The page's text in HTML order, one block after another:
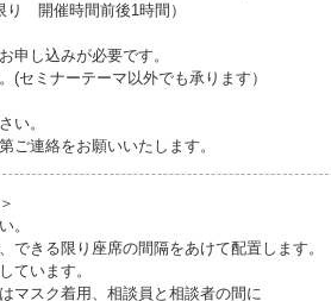
り 開催時間前後1時間）
申し込みが必要です。
セミナーテーマ以外でも承ります）
い。
ご連絡をお願いいたします。
。
できる限り座席の間隔をあけて配置します。
ています。
マスク着用、相談員と相談者の間に